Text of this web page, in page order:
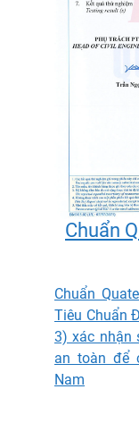
Chuẩn
Chuẩn
Tiêu Chuẩn
3) xác nhận
an toàn để
Nam